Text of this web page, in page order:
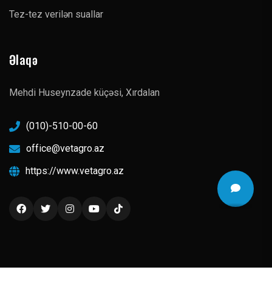
Tez-tez verilən suallar
Əlaqə
Mehdi Huseynzade küçəsi, Xırdalan
(010)-510-00-60
office@vetagro.az
https://www.vetagro.az